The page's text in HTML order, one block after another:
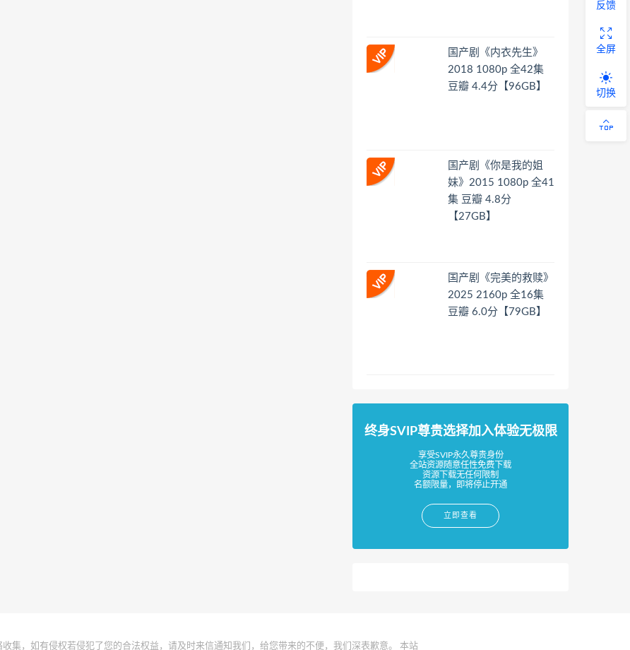
国产剧《内衣先生》
2018 1080p 全42集
豆瓣 4.4分【96GB】
国产剧《你是我的姐
妹》2015 1080p 全41
集 豆瓣 4.8分
【27GB】
国产剧《完美的救赎》
2025 2160p 全16集
豆瓣 6.0分【79GB】
终身SVIP尊贵选择加入体验无极限
享受SVIP永久尊贵身份
全站资源随意任性免费下载
资源下载无任何限制
名额限量，即将停止开通
立即查看
集，如有侵权若侵犯了您的合法权益，请及时来信通知我们，给您带来的不便，我们深表歉意。 本站
反馈
全屏
切换